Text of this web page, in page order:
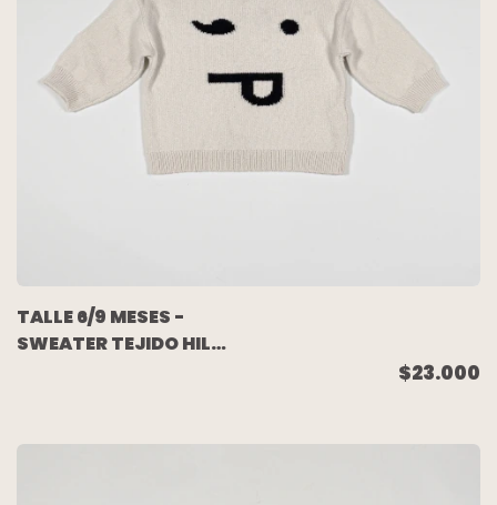
TALLE 6/9 MESES -
SWEATER TEJIDO HILO
$23.000